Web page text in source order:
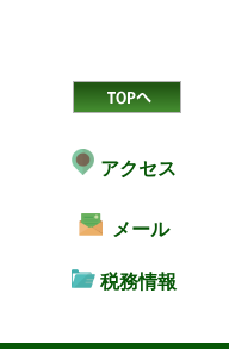
アクセス
メール
税務情報